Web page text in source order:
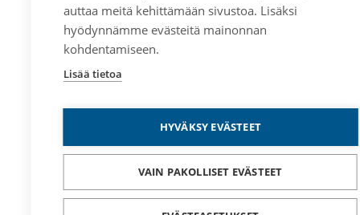
auttaa meitä kehittämään sivustoa. Lisäksi
hyödynnämme evästeitä mainonnan
kohdentamiseen.
Lisää tietoa
HYVÄKSY EVÄSTEET
VAIN PAKOLLISET EVÄSTEET